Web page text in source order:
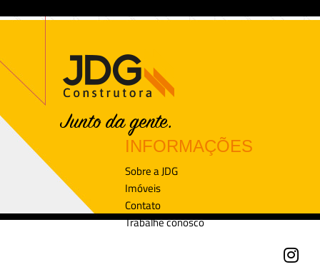
INFORMAÇÕES
Sobre a JDG
Imóveis
Contato
Trabalhe conosco